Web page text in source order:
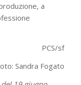
a
PCS/sf
Sandra Fogato